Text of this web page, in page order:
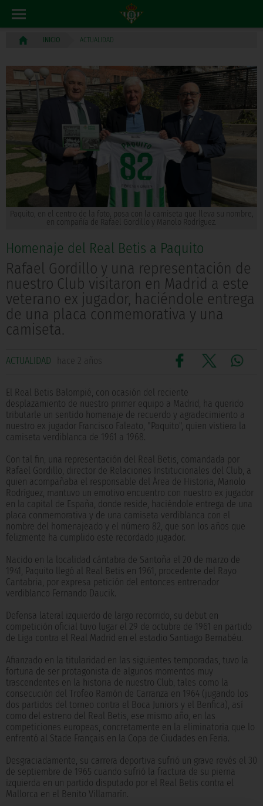
INICIO ACTUALIDAD
Paquito, en el centro de la foto, posa con la camiseta que lleva su nombre,
en compañía de Rafael Gordillo y Manolo Rodríguez.
Homenaje del Real Betis a Paquito
Rafael Gordillo y una representación de
nuestro Club visitaron en Madrid a este
veterano ex jugador, haciéndole entrega
de una placa conmemorativa y una
camiseta.
ACTUALIDAD hace 2 años
El Real Betis Balompié, con ocasión del reciente
desplazamiento de nuestro primer equipo a Madrid, ha querido
tributarle un sentido homenaje de recuerdo y agradecimiento a
nuestro ex jugador Francisco Faleato, "Paquito", quien vistiera la
camiseta verdiblanca de 1961 a 1968.
Con tal fin, una representación del Real Betis, comandada por
Rafael Gordillo, director de Relaciones Institucionales del Club, a
quien acompañaba el responsable del Área de Historia, Manolo
Rodríguez, mantuvo un emotivo encuentro con nuestro ex jugador
en la capital de España, donde reside, haciéndole entrega de una
placa conmemorativa y de una camiseta verdiblanca con el
nombre del homenajeado y el número 82, que son los años que
felizmente ha cumplido este recordado jugador.
Nacido en la localidad cántabra de Santoña el 20 de marzo de
1941, Paquito llegó al Real Betis en 1961, procedente del Rayo
Cantabria, por expresa petición del entonces entrenador
verdiblanco Fernando Daucik.
Defensa lateral izquierdo de largo recorrido, su debut en
competición oficial tuvo lugar el 29 de octubre de 1961 en partido
de Liga contra el Real Madrid en el estadio Santiago Bernabéu.
Afianzado en la titularidad en las siguientes temporadas, tuvo la
fortuna de ser protagonista de algunos momentos muy
trascendentes en la historia de nuestro Club, tales como la
consecución del Trofeo Ramón de Carranza en 1964 (jugando los
dos partidos del torneo contra el Boca Juniors y el Benfica), así
como del estreno del Real Betis, ese mismo año, en las
competiciones europeas, concretamente en la eliminatoria que lo
enfrentó al Stade Français en la Copa de Ciudades en Feria.
Desgraciadamente, su carrera deportiva sufrió un grave revés el 30
de septiembre de 1965 cuando sufrió la fractura de su pierna
izquierda en un partido disputado por el Real Betis contra el
Mallorca en el Benito Villamarín.